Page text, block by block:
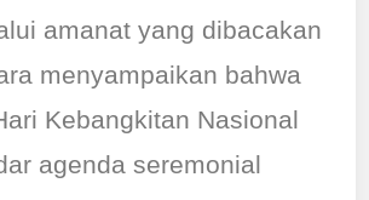
amanat yang dibacakan
menyampaikan bahwa
Kebangkitan Nasional
agenda seremonial